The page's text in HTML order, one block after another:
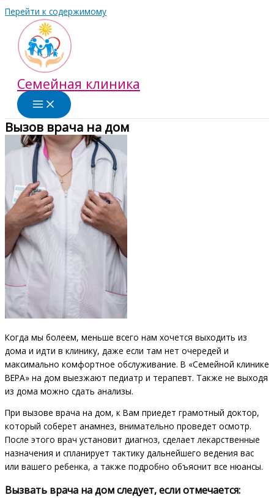
Перейти к содержимому
Семейная клиника
Вызов врача на дом
Когда мы болеем, меньше всего нам хочется выходить из
дома и идти в клинику, даже если там нет очередей и
максимально комфортное обслуживание. В «Семейной клинике
ВЕРА» на дом выезжают педиатр и терапевт. Также не выходя
из дома можно сдать анализы.
При вызове врача на дом, к Вам приедет грамотный доктор,
который соберет анамнез, внимательно проведет осмотр.
После этого врач установит диагноз, сделает лекарственные
назначения и спланирует тактику дальнейшего ведения вас
или вашего ребенка, а также подробно объяснит все нюансы.
Вызвать врача на дом следует, если отмечается: